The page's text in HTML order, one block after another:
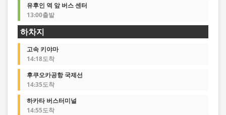
유후인 역 앞 버스 센터
13:00출발
하차지
고속 키야마
14:18도착
후쿠오카공항 국제선
14:35도착
하카타 버스터미널
14:55도착